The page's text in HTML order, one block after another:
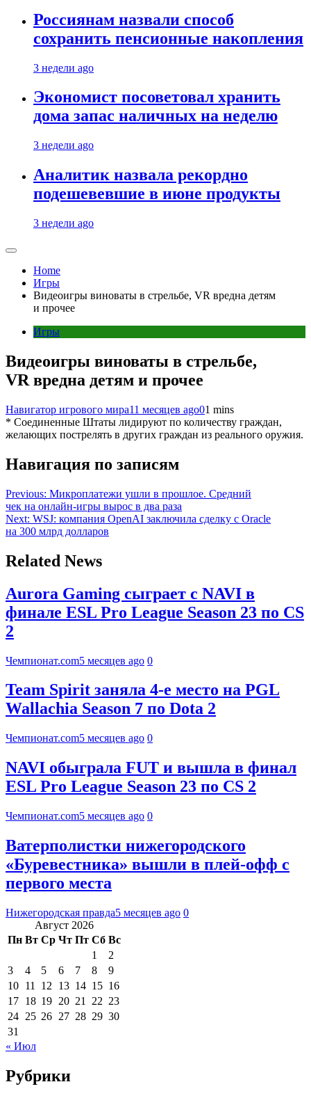
Россиянам назвали способ
сохранить пенсионные накопления
3 недели ago
Экономист посоветовал хранить
дома запас наличных на неделю
3 недели ago
Аналитик назвала рекордно
подешевевшие в июне продукты
3 недели ago
Home
Игры
Видеоигры виноваты в стрельбе, VR вредна детям
и прочее
Игры
Видеоигры виноваты в стрельбе,
VR вредна детям и прочее
Навигатор игрового мира11 месяцев ago01 mins
* Соединенные Штаты лидируют по количеству граждан,
желающих пострелять в других граждан из реального оружия.
Навигация по записям
Previous: Микроплатежи ушли в прошлое. Средний
чек на онлайн-игры вырос в два раза
Next: WSJ: компания OpenAI заключила сделку с Oracle
на 300 млрд долларов
Related News
Aurora Gaming сыграет с NAVI в
финале ESL Pro League Season 23 по CS
2
Чемпионат.com5 месяцев ago 0
Team Spirit заняла 4-е место на PGL
Wallachia Season 7 по Dota 2
Чемпионат.com5 месяцев ago 0
NAVI обыграла FUT и вышла в финал
ESL Pro League Season 23 по CS 2
Чемпионат.com5 месяцев ago 0
Ватерполистки нижегородского
«Буревестника» вышли в плей-офф с
первого места
Нижегородская правда5 месяцев ago 0
Август 2026
Пн Вт Ср Чт Пт Сб Вс
1
2
3
4 5 6 7 8
9
10 11 12 13 14 15 16
17 18 19 20 21 22 23
24 25 26 27 28 29 30
31
« Июл
Рубрики